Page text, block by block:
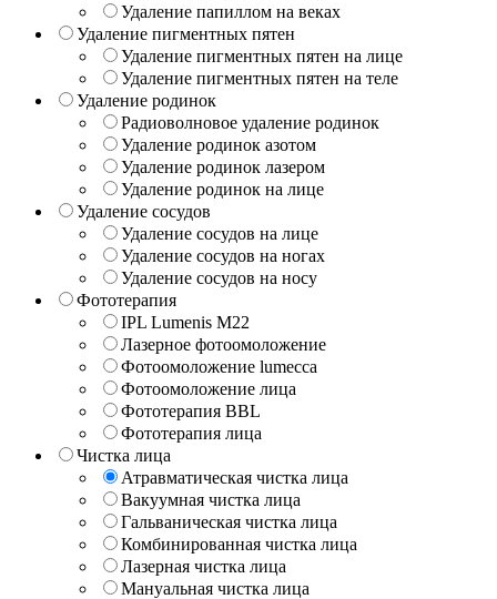
Удаление папиллом на веках
Удаление пигментных пятен
Удаление пигментных пятен на лице
Удаление пигментных пятен на теле
Удаление родинок
Радиоволновое удаление родинок
Удаление родинок азотом
Удаление родинок лазером
Удаление родинок на лице
Удаление сосудов
Удаление сосудов на лице
Удаление сосудов на ногах
Удаление сосудов на носу
Фототерапия
IPL Lumenis M22
Лазерное фотоомоложение
Фотоомоложение lumecca
Фотоомоложение лица
Фототерапия BBL
Фототерапия лица
Чистка лица
Атравматическая чистка лица
Вакуумная чистка лица
Гальваническая чистка лица
Комбинированная чистка лица
Лазерная чистка лица
Мануальная чистка лица